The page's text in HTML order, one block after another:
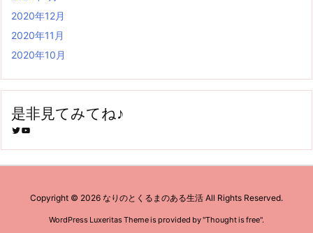
2020年12月
2020年11月
2020年10月
是非見てみてね♪
Twitter YouTube
Copyright © 2026 なりのとくるまのある生活 All Rights Reserved.
WordPress Luxeritas Theme is provided by "Thought is free".